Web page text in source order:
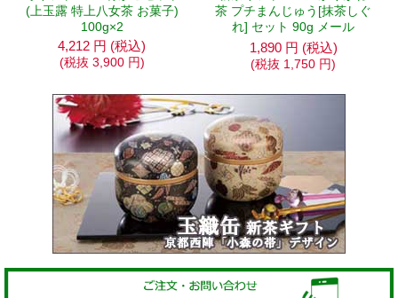
(上玉露 特上八女茶 お菓子)
100g×2
4,212 円 (税込)
(税抜 3,900 円)
茶 プチまんじゅう[抹茶しぐ
れ] セット 90g メール
1,890 円 (税込)
(税抜 1,750 円)